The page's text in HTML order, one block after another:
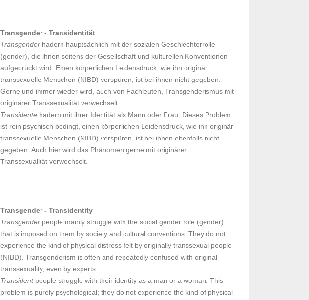
Transgender - Transidentität
Transgender hadern hauptsächlich mit der sozialen Geschlechterrolle
(gender), die ihnen seitens der Gesellschaft und kulturellen Konventionen
aufgedrückt wird. Einen körperlichen Leidensdruck, wie ihn originär
transsexuelle Menschen (NIBD) verspüren, ist bei ihnen nicht gegeben.
Gerne und immer wieder wird, auch von Fachleuten, Transgenderismus mit
originärer Transsexualität verwechselt.
Transidente hadern mit ihrer Identität als Mann oder Frau. Dieses Problem
ist rein psychisch bedingt, einen körperlichen Leidensdruck, wie ihn originär
transsexuelle Menschen (NIBD) verspüren, ist bei ihnen ebenfalls nicht
gegeben. Auch hier wird das Phänomen gerne mit originärer
Transsexualität verwechselt.
Transgender - Transidentity
Transgender people mainly struggle with the social gender role (gender)
that is imposed on them by society and cultural conventions. They do not
experience the kind of physical distress felt by originally transsexual people
(NIBD). Transgenderism is often and repeatedly confused with original
transsexuality, even by experts.
Transidentpeople struggle with their identity as a man or a woman. This
problem is purely psychological; they do not experience the kind of physical